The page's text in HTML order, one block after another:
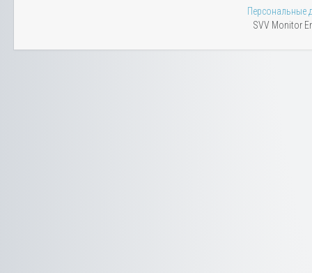
Персональные
SVV Monitor